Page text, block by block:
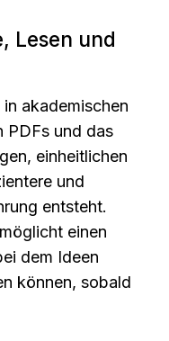
Lesen und
akademischen
PDFs und das
einheitlichen
und
entsteht.
einen
dem Ideen
können, sobald